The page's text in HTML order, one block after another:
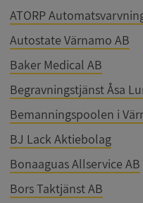
ATORP
Autostate Värnamo AB
Baker Medical AB
Begravningstjänst Åsa
Bemanningspoolen i
BJ Lack Aktiebolag
Bonaaguas Allservice AB
Bors Taktjänst AB